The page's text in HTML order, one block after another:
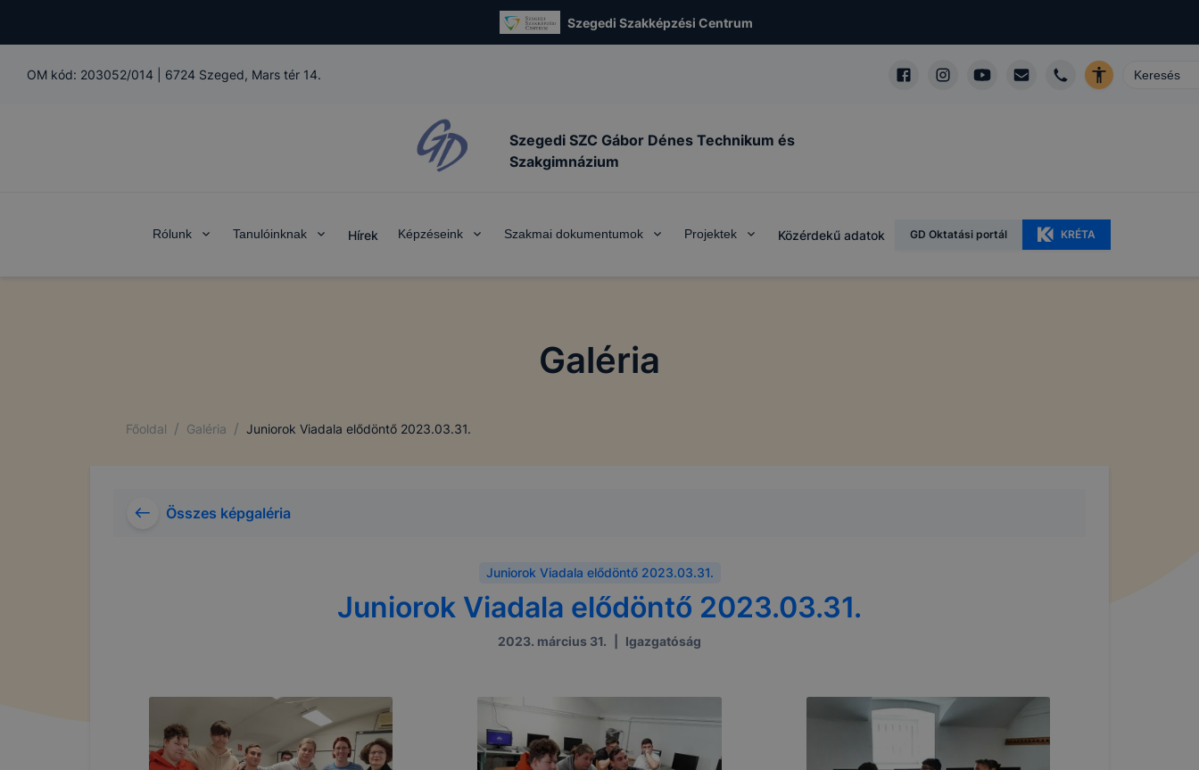
Szegedi Szakképzési Centrum
OM kód: 203052/014 6724 Szeged, Mars tér 14.
Szegedi SZC Gábor Dénes Technikum és
Szakgimnázium
Rólunk Tanulóinknak Hírek Képzéseink Szakmai dokumentumok Projektek Közérdekű adatok GD Oktatási portál KRÉTA
Galéria
Főoldal / Galéria / Juniorok Viadala elődöntő 2023.03.31.
Összes képgaléria
Juniorok Viadala elődöntő 2023.03.31.
Juniorok Viadala elődöntő 2023.03.31.
2023. március 31. Igazgatóság